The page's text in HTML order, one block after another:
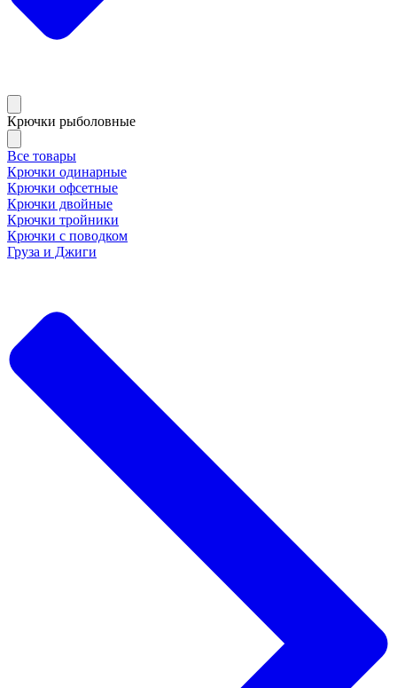
Крючки рыболовные
Все товары
Крючки одинарные
Крючки офсетные
Крючки двойные
Крючки тройники
Крючки с поводком
Груза и Джиги